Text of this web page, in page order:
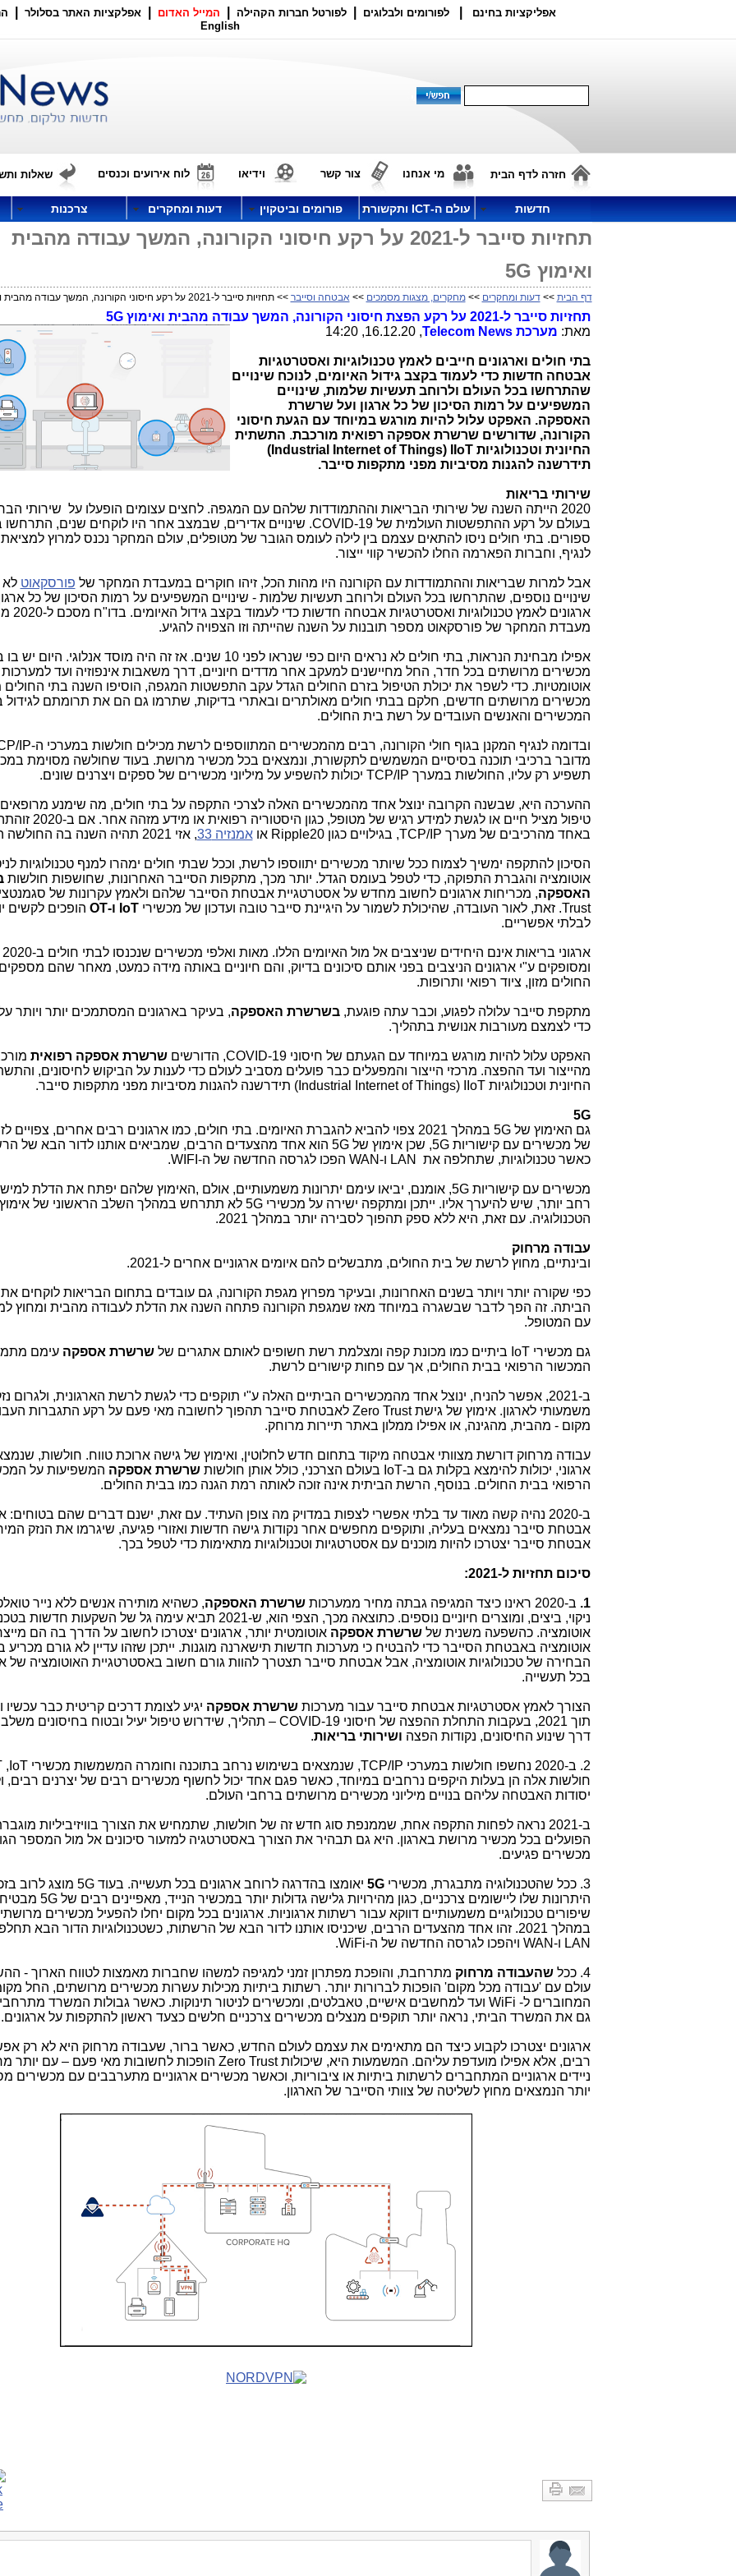
אפליקציות בחינם לפורומים ולבלוגים לפורטל חברות הקהילה המייל האדום אפלקציות האתר בסלולר
English
חזרה לדף הבית מי אנחנו צור קשר וידיאו לוח אירועים וכנסים שאלות
חדשות עולם ה-ICT ותקשורת פורומים וביטקוין דעות ומחקרים צרכנות
תחזיות סייבר ל-2021 על רקע חיסוני הקורונה, המשך עבודה מהבית
ואימוץ 5G
דף הבית >>דעות ומחקרים >>מחקרים, מצגות מסמכים >> אבטחה וסייבר >> תחזיות סייבר ל-2021 על רקע חיסוני הקורונה, המשך עבודה מהבית ואימוץ 5G
תחזיות סייבר ל-2021 על רקע הפצת חיסוני הקורונה, המשך עבודה מהבית ואימוץ 5G
מאת: מערכתTelecom News
, 16.12.20, 14:20
בתי חולים וארגונים חייבים לאמץ טכנולוגיות ואסטרטגיות
אבטחה חדשות כדי לעמוד בקצב גידול האיומים, לנוכח שינויים
שהתרחשו בכל העולם ולרוחב תעשיות שלמות, שינויים
המשפיעים על רמות הסיכון של כל ארגון ועל שרשרת
האספקה. האפקט עלול להיות מורגש במיוחד עם הגעת חיסוני
הקורונה, שדורשים שרשרת אספקה רפואית מורכבת. התשתית
החיונית וטכנולוגיותIIoT
(
Industrial Internet of Things
)
תידרשנה להגנות מסיביות מפני מתקפות סייבר.
שירותי בריאות
2020 הייתה השנה של שירותי הבריאות וההתמודדות שלהם עם המגפה. לחצים עצומים הופעלו על שירותי
בעולם על רקע ההתפשטות העולמית שלCOVID-19. שינויים אדירים, שבמצב אחר היו לוקחים שנים, התרחשו
ספורים. בתי חולים ניסו להתאים עצמם בין לילה לעומס הגובר של מטופלים, עולם המחקר נכנס למרוץ למציאת
לנגיף, וחברות הפארמה החלו להכשיר קווי ייצור.
אבל למרות שבריאות וההתמודדות עם הקורונה היו מהות הכל, זיהו חוקרים במעבדת המחקר של פורסקאוט
שינויים נוספים, שהתרחשו בכל העולם ולרוחב תעשיות שלמות - שינויים המשפיעים על רמות הסיכון של כל
ארגונים לאמץ
מעבדת המחקר של פורסקאוט מספר תובנות על השנה שהייתה וזו הצפויה להגיע.
מכשירים מרושתים בכל חדר, החל מחיישנים למעקב אחר מדדים חיוניים, דרך משאבות אינפוזיה ועד למערכות
אוטומטיות. כדי לשפר את יכולת הטיפול בזרם החולים הגדל עקב התפשטות המגפה, הוסיפו השנה בתי החולים
מכשירים מרושתים חדשים, חלקם בבתי חולים מאולתרים ובאתרי בדיקות, שתרמו גם הם את תרומתם לגידול
המכשירים והאנשים העובדים על רשת בית החולים.
ובדומה לנגיף המקנן בגוף חולי הקורונה, רבים מהמכשירים המתווספים לרשת מכילים חולשות במערכי ה-IP
מדובר ברכיבי תוכנה בסיסיים המשמשים לתקשורת, ונמצאים בכל מכשיר מרושת. בעוד שחולשה מסוימת
תשפיע רק עליו, החולשות במערך TCP/IP יכולות להשפיע על מיליוני מכשירים של ספקים ויצרנים שונים.
ההערכה היא, שבשנה הקרובה ינוצל אחד מהמכשירים האלה לצרכי התקפה על בתי חולים, מה שימנע
טיפול מציל חיים או לגשת למידע רגיש
באחד מהרכיבים של מערך TCP/IP, בגילויים כגוןRipple20 אואמנזיה 33 , אזי 2021 תהיה השנה בה החולשה הזו תנוצל.
הסיכון להתקפה ימשיך לצמוח ככל שיותר מכשירים יתווספו לרשת, וככל שבתי חולים ימהרו למנף טכנולוגיות
אוטומציה והגברת התפוקה, כדי לטפל בעומס הגדל. יותר מכך, מתקפות הסייבר האחרונות, שחושפות חולשות
האספקה, מכריחות ארגונים לחשוב מחדש על אסטרטגיית אבטחת הסייבר שלהם ולאמץ עקרונות של
Trust. זאת, לאור העובדה, שהיכולת לשמור על היגיינת סייבר טובה ועדכון של מכשיריIoT ו-OT הופכים לקשים
לבלתי אפשריים.
ומסופקים ע"י ארגונים הניצבים בפני אותם סיכונים בדיוק, והם חיוניים באותה מידה כמעט, מאחר שהם
החולים מזון, ציוד רפואי ותרופות.
מתקפת סייבר עלולה לפגוע, וכבר עתה פוגעת,בשרשרת האספקה, בעיקר בארגונים המסתמכים יותר ויותר
כדי לצמצם מעורבות אנושית בתהליך.
האפקט עלול להיות מורגש במיוחד עם הגעתם של חיסוניCOVID-19, הדורשיםשרשרת אספקה רפואית
מהייצור ועד ההפצה. מרכזי הייצור והמפעלים כבר פועלים מסביב לעולם כדי לענות על הביקוש לחיסונים,
החיונית וטכנולוגיותIIoT
(
Industrial Internet of Things) תידרשנה להגנות מסיביות מפני מתקפות סייבר.
5G
גם האימוץ של5G
במהלך 2021 צפוי להביא להגברת האיומים. בתי חולים, כמו ארגונים רבים אחרים, צפויים
של מכשירים עם קישוריות5G, שכן אימוץ של5G הוא אחד מהצעדים הרבים, שמביאים אותנו לדור הבא של
כאשר טכנולוגיות, שתחלפה את
LAN ו-WAN הפכו לגרסה החדשה של ה- WIFI
.
מכשירים עם קישוריות5G, אומנם, יביאו עימם יתרונות משמעותיים, אולם ,האימוץ שלהם יפתח את הדלת
רחב יותר, שיש להיערך אליו. ייתכן ומתקפה ישירה על מכשירי5G לא תתרחש במהלך השלב הראשוני של אימוץ
הטכנולוגיה. עם זאת, היא ללא ספק תהפוך לסבירה יותר במהלך 2021.
עבודה מרחוק
ובינתיים, מחוץ לרשת של בית החולים, מתבשלים להם איומים ארגוניים אחרים ל-
2021.
כפי שקורה יותר ויותר בשנים האחרונות, ובעיקר מפרוץ מגפת הקורונה, גם עובדים בתחום הבריאות לוקחים
הביתה. זה הפך לדבר שבשגרה במיוחד מאז שמגפת הקורונה פתחה השנה את הדלת לעבודה מהבית ומחוץ
עם המטופל.
גם מכשיריIoT ביתיים כמו מכונת קפה ומצלמת רשת חשופים לאותם אתגרים שלשרשרת אספקה עימם
המכשור הרפואי בבית החולים, אך עם פחות קישורים לרשת.
ב-2021, אפשר להניח, ינוצל אחד מהמכשירים הביתיים האלה ע"י תוקפים כדי לגשת לרשת הארגונית, ולגרום
משמעותי לארגון. אימוץ של גישתZero Trust לאבטחת סייבר תהפוך לחשובה מאי פעם על רקע התגברות
מקום - מהבית, מהגינה, או אפילו ממלון באתר תיירות מרוחק.
עבודה מרחוק דורשת מצוותי אבטחה מיקוד בתחום חדש לחלוטין, ואימוץ של גישה ארוכת טווח. חולשות,
ארגוני, יכולות להימצא בקלות גם ב-IoT בעולם הצרכני, כולל אותן חולשותשרשרת אספקה המשפיעות על
הרפואי בבית החולים. בנוסף, הרשת הביתית אינה זוכה לאותה רמת הגנה כמו בבית החולים.
ב-2020 נהיה קשה מאוד עד בלתי אפשרי לצפות במדויק מה צופן העתיד. עם זאת, ישנם דברים שהם בטוחים:
אבטחת סייבר נמצאים בעליה, ותוקפים מחפשים אחר נקודות גישה חדשות ואזורי פגיעה, שיגרמו את הנזק
אבטחת סייבר יצטרכו להיות מוכנים עם אסטרטגיות וטכנולוגיות מתאימות כדי לטפל בכך.
סיכום תחזיות ל-2021:
1. ב-2020 ראינו כיצד המגיפה גבתה מחיר ממערכות שרשרת האספקה, כשהיא מותירה אנשים ללא נייר
ניקוי, ביצים, ומוצרים חיוניים נוספים. כתוצאה מכך, הצפי הוא, ש-2021 תביא עימה גל של השקעות
אוטומציה. כהשפעה משנית שלשרשרת אספקה אוטומטית יותר, ארגונים יצטרכו לחשוב על הדרך בה הם
אוטומציה באבטחת הסייבר כדי להבטיח כי מערכות חדשות תישארנה מוגנות. ייתכן שזהו עדיין לא גורם מכריע
הבחירה של טכנולוגיות אוטומציה, אבל אבטחת סייבר תצטרך להוות גורם חשוב באסטרטגיית האוטומציה של
בכל תעשייה.
הצורך לאמץ אסטרטגיות אבטחת סייבר עבור מערכותשרשרת אספקה יגיע לצומת דרכים קריטית כבר עכשיו
תוך 2021, בעקבות התחלת ההפצה של חיסוני
COVID-19 – תהליך, שידרוש טיפול יעיל ובטוח בחיסונים
דרך שינוע החיסונים, נקודות הפצה ושירותי בריאות.
2. ב-2020 נחשפו חולשות במערכי TCP/IP, שנמצאים בשימוש נרחב בתוכנה וחומרה המשמשות מכשיריIoT
,
חולשות אלה הן בעלות היקפים נרחבים במיוחד, כאשר פגם אחד יכול לחשוף מכשירים רבים של יצרנים רבים,
יסודות האבטחה עליהם בנויים מיליוני מכשירים מרושתים ברחבי העולם.
ב-2021 נראה לפחות התקפה אחת, שממנפת סוג חדש זה של חולשות, שתמחיש את הצורך בוויזיביליות
הפועלים בכל מכשיר מרושת בארגון. היא גם תבהיר את הצורך באסטרטגיה למזעור סיכונים אל מול המספר
מכשירים פגיעים.
3. ככל שהטכנולוגיה מתבגרת, מכשירי 5G יאומצו בהדרגה לרוחב ארגונים בכל תעשייה. בעוד5G מוצג לרוב
היתרונות שלו ליישומים צרכניים, כגון מהירויות גלישה גדולות יותר במכשיר הנייד, מאפיינים רבים של5G
שיפורים טכנולוגיים משמעותיים דווקא עבור רשתות ארגוניות. ארגונים בכל מקום יחלו להפעיל מכשירים
במהלך 2021. זהו אחד מהצעדים הרבים, שיכניסו אותנו לדור הבא של הרשתות, כשטכנולוגיות הדור הבא תחלפנהאת
LAN ו-WAN ויהפכו לגרסה החדשה של ה-WiFi
.
4. ככל שהעבודה מרחוק מתרחבת, והופכת מפתרון זמני למגיפה למשהו שחברות מאמצות לטווח הארוך -
עולם עם 'עבודה מכל מקום' הופכות לברורות יותר. רשתות ביתיות מכילות עשרות מכשירים מרושתים, החל
המחוברים ל- WiFi ועד למחשבים אישיים, טאבלטים, ומכשירים לניטור תינוקות. כאשר גבולות המשרד
גם את המשרד הביתי, נראה יותר תוקפים מנצלים מכשירים צרכניים חלשים כצעד ראשון להתקפות על ארגונים.
ארגונים יצטרכו לקבוע כיצד הם מתאימים את עצמם לעולם החדש, כאשר ברור, שעבודה מרחוק היא לא רק
רבים, אלא אפילו מועדפת עליהם. המשמעות היא, שיכולותZero Trust הופכות לחשובות מאי פעם – עם יותר
ניידים ארגוניים המתחברים לרשתות ביתיות או ציבוריות, וכאשר מכשירים ארגוניים מתערבבים עם מכשירים
יותר הנמצאים מחוץ לשליטה של צוותי הסייבר של הארגון.